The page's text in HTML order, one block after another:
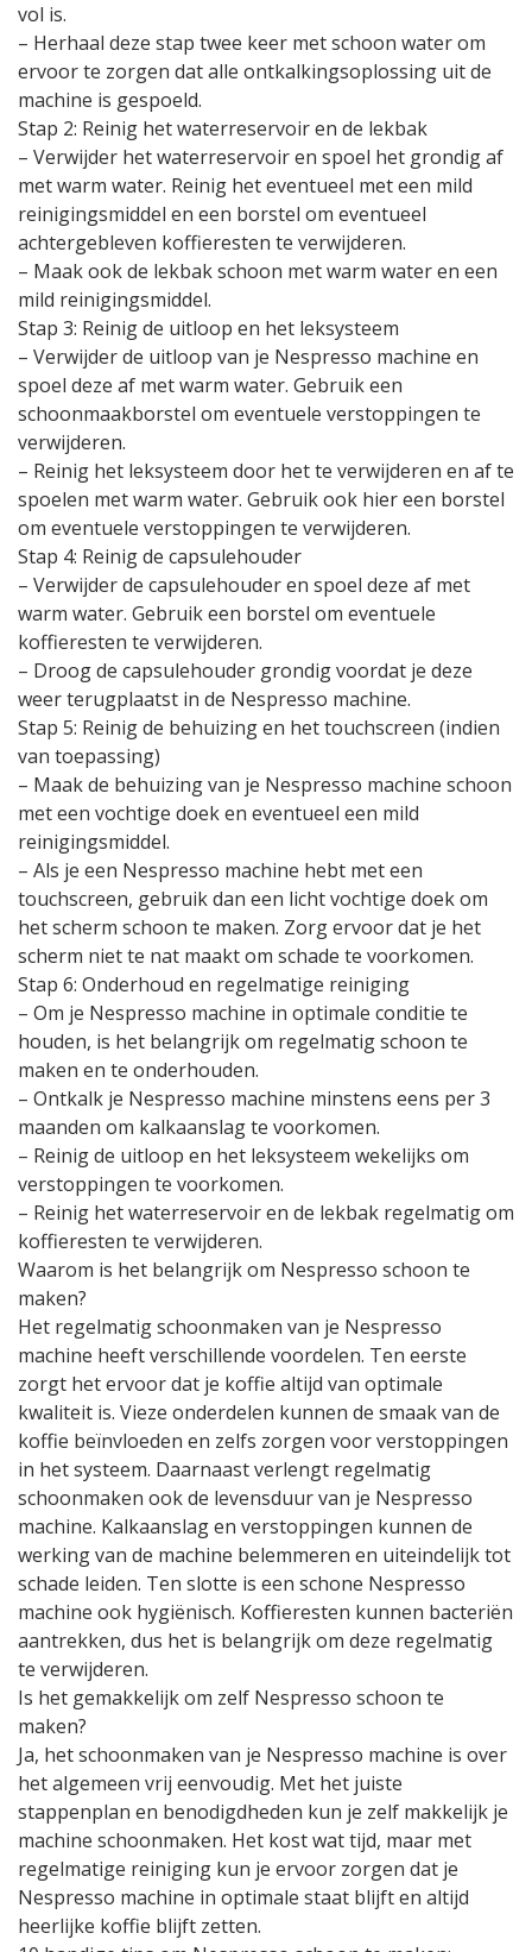
vol is.
– Herhaal deze stap twee keer met schoon water om
ervoor te zorgen dat alle ontkalkingsoplossing uit de
machine is gespoeld.
Stap 2: Reinig het waterreservoir en de lekbak
– Verwijder het waterreservoir en spoel het grondig af
met warm water. Reinig het eventueel met een mild
reinigingsmiddel en een borstel om eventueel
achtergebleven koffieresten te verwijderen.
– Maak ook de lekbak schoon met warm water en een
mild reinigingsmiddel.
Stap 3: Reinig de uitloop en het leksysteem
– Verwijder de uitloop van je Nespresso machine en
spoel deze af met warm water. Gebruik een
schoonmaakborstel om eventuele verstoppingen te
verwijderen.
– Reinig het leksysteem door het te verwijderen en af te
spoelen met warm water. Gebruik ook hier een borstel
om eventuele verstoppingen te verwijderen.
Stap 4: Reinig de capsulehouder
– Verwijder de capsulehouder en spoel deze af met
warm water. Gebruik een borstel om eventuele
koffieresten te verwijderen.
– Droog de capsulehouder grondig voordat je deze
weer terugplaatst in de Nespresso machine.
Stap 5: Reinig de behuizing en het touchscreen (indien
van toepassing)
– Maak de behuizing van je Nespresso machine schoon
met een vochtige doek en eventueel een mild
reinigingsmiddel.
– Als je een Nespresso machine hebt met een
touchscreen, gebruik dan een licht vochtige doek om
het scherm schoon te maken. Zorg ervoor dat je het
scherm niet te nat maakt om schade te voorkomen.
Stap 6: Onderhoud en regelmatige reiniging
– Om je Nespresso machine in optimale conditie te
houden, is het belangrijk om regelmatig schoon te
maken en te onderhouden.
– Ontkalk je Nespresso machine minstens eens per 3
maanden om kalkaanslag te voorkomen.
– Reinig de uitloop en het leksysteem wekelijks om
verstoppingen te voorkomen.
– Reinig het waterreservoir en de lekbak regelmatig om
koffieresten te verwijderen.
Waarom is het belangrijk om Nespresso schoon te
maken?
Het regelmatig schoonmaken van je Nespresso
machine heeft verschillende voordelen. Ten eerste
zorgt het ervoor dat je koffie altijd van optimale
kwaliteit is. Vieze onderdelen kunnen de smaak van de
koffie beïnvloeden en zelfs zorgen voor verstoppingen
in het systeem. Daarnaast verlengt regelmatig
schoonmaken ook de levensduur van je Nespresso
machine. Kalkaanslag en verstoppingen kunnen de
werking van de machine belemmeren en uiteindelijk tot
schade leiden. Ten slotte is een schone Nespresso
machine ook hygiënisch. Koffieresten kunnen bacteriën
aantrekken, dus het is belangrijk om deze regelmatig
te verwijderen.
Is het gemakkelijk om zelf Nespresso schoon te
maken?
Ja, het schoonmaken van je Nespresso machine is over
het algemeen vrij eenvoudig. Met het juiste
stappenplan en benodigdheden kun je zelf makkelijk je
machine schoonmaken. Het kost wat tijd, maar met
regelmatige reiniging kun je ervoor zorgen dat je
Nespresso machine in optimale staat blijft en altijd
heerlijke koffie blijft zetten.